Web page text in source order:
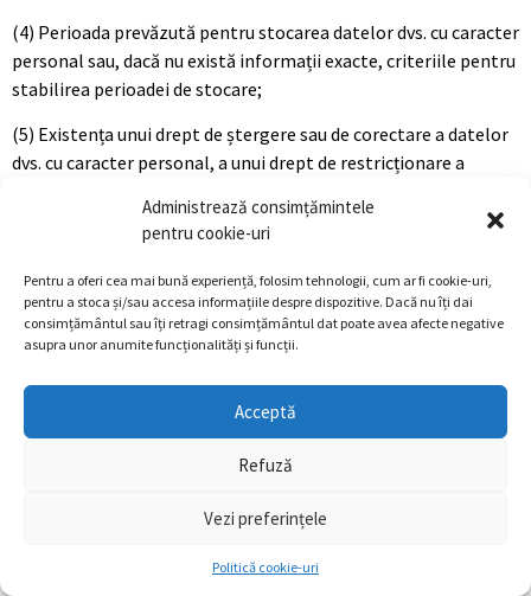
Administrează consimțămintele
pentru cookie-uri
Pentru a oferi cea mai bună experiență, folosim tehnologii, cum ar fi cookie-uri,
pentru a stoca și/sau accesa informațiile despre dispozitive. Dacă nu îți dai
consimțământul sau îți retragi consimțământul dat poate avea afecte negative
asupra unor anumite funcționalități și funcții.
Acceptă
Refuză
Vezi preferințele
Politică cookie-uri
(4) Perioada prevăzută pentru stocarea datelor dvs. cu caracter
personal sau, dacă nu există informații exacte, criteriile pentru
stabilirea perioadei de stocare;
(5) Existența unui drept de ștergere sau de corectare a datelor
dvs. cu caracter personal, a unui drept de restricționare a
drept de revocare a declarației dvs. de încuviințare a respectivei
prelucrări de date;
(6) Existența unui drept de a depune o plângere la o autoritate
de supraveghere;
date cu caracter personal care nu au fost colectate de la
(8) Existența unor decizii individuale automatizate, inclusiv a
articolul 22, punctele 1 și 4 din GDPR și, dacă este cazul,